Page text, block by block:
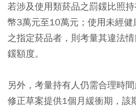
若涉及使用類菸品之罰鍰比照
幣3萬元至10萬元；使用未經健
之指定菸品者，則考量其違法
鍰額度。
另外，考量持有人仍需合理時
修正草案提供1個月緩衝期，該